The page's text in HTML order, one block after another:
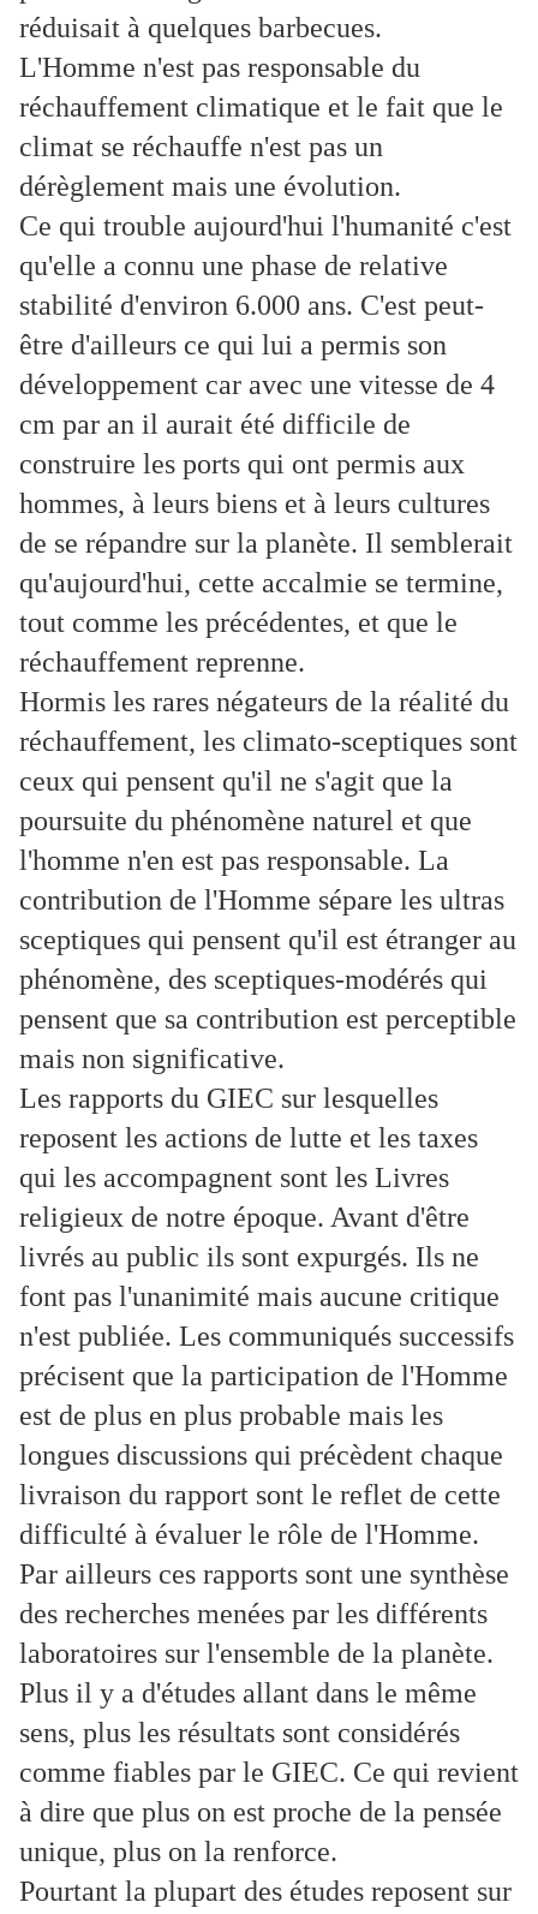
réduisait à quelques barbecues.
L'Homme n'est pas responsable du
réchauffement climatique et le fait que le
climat se réchauffe n'est pas un
dérèglement mais une évolution.
Ce qui trouble aujourd'hui l'humanité c'est
qu'elle a connu une phase de relative
stabilité d'environ 6.000 ans. C'est peut-
être d'ailleurs ce qui lui a permis son
développement car avec une vitesse de 4
cm par an il aurait été difficile de
construire les ports qui ont permis aux
hommes, à leurs biens et à leurs cultures
de se répandre sur la planète. Il semblerait
qu'aujourd'hui, cette accalmie se termine,
tout comme les précédentes, et que le
réchauffement reprenne.
Hormis les rares négateurs de la réalité du
réchauffement, les climato-sceptiques sont
ceux qui pensent qu'il ne s'agit que la
poursuite du phénomène naturel et que
l'homme n'en est pas responsable. La
contribution de l'Homme sépare les ultras
sceptiques qui pensent qu'il est étranger au
phénomène, des sceptiques-modérés qui
pensent que sa contribution est perceptible
mais non significative.
Les rapports du GIEC sur lesquelles
reposent les actions de lutte et les taxes
qui les accompagnent sont les Livres
religieux de notre époque. Avant d'être
livrés au public ils sont expurgés. Ils ne
font pas l'unanimité mais aucune critique
n'est publiée. Les communiqués successifs
précisent que la participation de l'Homme
est de plus en plus probable mais les
longues discussions qui précèdent chaque
livraison du rapport sont le reflet de cette
difficulté à évaluer le rôle de l'Homme.
Par ailleurs ces rapports sont une synthèse
des recherches menées par les différents
laboratoires sur l'ensemble de la planète.
Plus il y a d'études allant dans le même
sens, plus les résultats sont considérés
comme fiables par le GIEC. Ce qui revient
à dire que plus on est proche de la pensée
unique, plus on la renforce.
Pourtant la plupart des études reposent sur